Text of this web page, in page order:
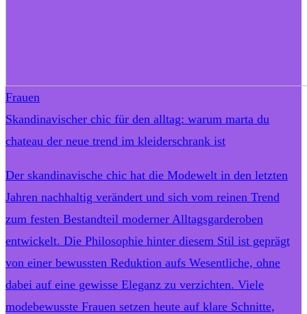
Frauen
Skandinavischer chic für den alltag: warum marta du
chateau der neue trend im kleiderschrank ist
Der skandinavische chic hat die Modewelt in den letzten
Jahren nachhaltig verändert und sich vom reinen Trend
zum festen Bestandteil moderner Alltagsgarderoben
entwickelt. Die Philosophie hinter diesem Stil ist geprägt
von einer bewussten Reduktion aufs Wesentliche, ohne
dabei auf eine gewisse Eleganz zu verzichten. Viele
modebewusste Frauen setzen heute auf klare Schnitte,